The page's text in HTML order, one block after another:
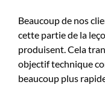
Beaucoup de nos
cette partie de la
produisent. Cela
objectif technique
beaucoup plus